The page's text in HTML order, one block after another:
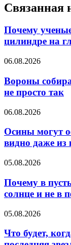
Связанная
Почему
цилиндре на
06.08.2026
Вороны
не просто так
06.08.2026
Осины могут
видно даже из
05.08.2026
Почему в
солнце и не в
05.08.2026
Что будет,